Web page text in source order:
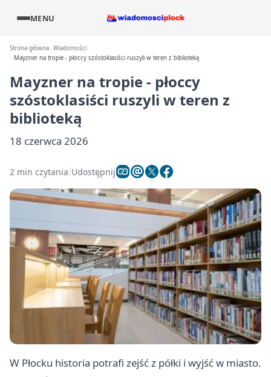
MENU
Strona główna Wiadomości
Mayzner na tropie - płoccy szóstoklasiści ruszyli w teren z biblioteką
Mayzner na tropie - płoccy
szóstoklasiści ruszyli w teren z
biblioteką
18 czerwca 2026
2 min czytania Udostępnij
W Płocku historia potrafi zejść z półki i wyjść w miasto.